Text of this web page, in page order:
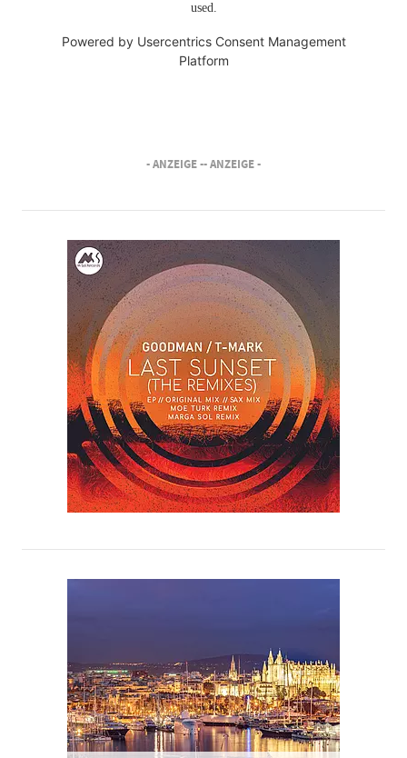
used.
Powered by Usercentrics Consent Management
Platform
- ANZEIGE -- ANZEIGE -